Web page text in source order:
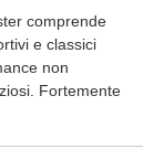
comprende
e classici
non
Fortemente